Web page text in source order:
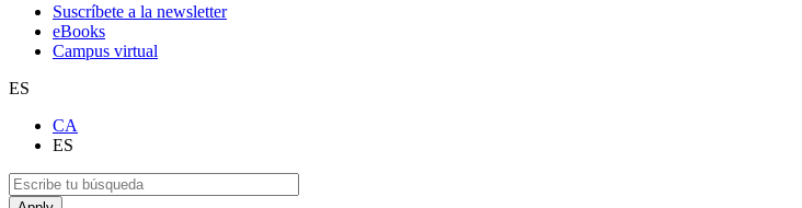
Suscríbete a la newsletter
eBooks
Campus virtual
ES
CA
ES